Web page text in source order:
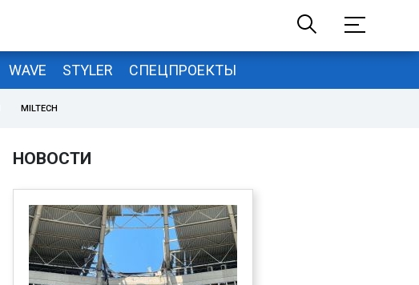
WAVE STYLER СПЕЦПРОЕКТЫ
MILTECH
НОВОСТИ